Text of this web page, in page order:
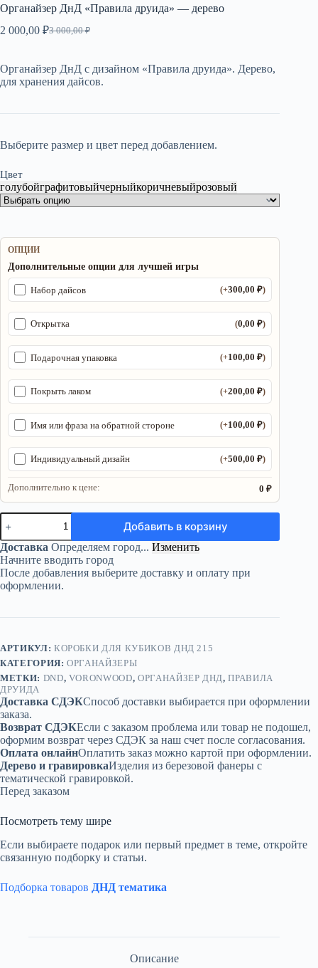
Органайзер ДнД «Правила друида» — дерево
3 000,00₽
Первоначальная
3
000,00 ₽.
2 000,00 ₽
Текущая
000,00 ₽.
Органайзер ДнД с дизайном «Правила друида». Дерево,
для хранения дайсов.
Выберите размер и цвет перед добавлением.
Цвет
голубойграфитовыйчерныйкоричневыйрозовый
ОПЦИИ
Дополнительные опции для лучшей игры
Набор дайсов (+300,00₽)
Открытка (0,00₽)
Подарочная упаковка (+100,00₽)
Покрыть лаком (+200,00₽)
Имя или фраза на обратной стороне (+100,00₽)
Индивидуальный дизайн (+500,00₽)
Дополнительно к цене: 0 ₽
Количество
товара
Органайзер
ДнД
«Правила
друида»
—
Добавить в корзину
Доставка Определяем город... Изменить
Начните вводить город
После добавления выберите доставку и оплату при
оформлении.
АРТИКУЛ: КОРОБКИ ДЛЯ КУБИКОВ ДНД 215
КАТЕГОРИЯ:ОРГАНАЙЗЕРЫ
МЕТКИ: DND, VORONWOOD, ОРГАНАЙЗЕР ДНД,ПРАВИЛА
ДРУИДА
Доставка СДЭКСпособ доставки выбирается при оформлении
заказа.
Возврат СДЭКЕсли с заказом проблема или товар не подошел,
оформим возврат через СДЭК за наш счет после согласования.
Оплата онлайнОплатить заказ можно картой при оформлении.
Дерево и гравировкаИзделия из березовой фанеры с
тематической гравировкой.
Перед заказом
Посмотреть тему шире
Если выбираете подарок или первый предмет в теме, откройте
связанную подборку и статьи.
Подборка товаров ДНД тематика
Описание